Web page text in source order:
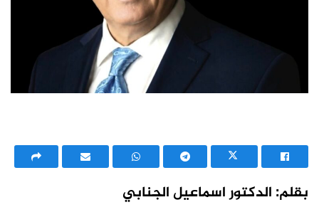
بقلم: الدكتور اسماعيل الجنابي